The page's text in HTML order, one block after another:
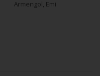
Armengol, Emi